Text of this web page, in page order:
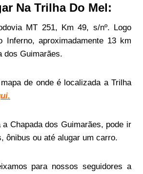
Na Trilha Do Mel:
MT 251, Km 49, s/nº. Logo
Inferno, aproximadamente 13 km
dos Guimarães.
de onde é localizada a Trilha
Chapada dos Guimarães, pode ir
ônibus ou até alugar um carro.
para nossos seguidores a